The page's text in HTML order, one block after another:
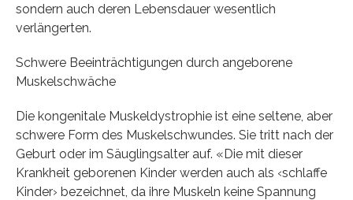
sondern auch deren Lebensdauer wesentlich
verlängerten.
Schwere Beeinträchtigungen durch angeborene
Muskelschwäche
Die kongenitale Muskeldystrophie ist eine seltene, aber
schwere Form des Muskelschwundes. Sie tritt nach der
Geburt oder im Säuglingsalter auf. «Die mit dieser
Krankheit geborenen Kinder werden auch als ‹schlaffe
Kinder› bezeichnet, da ihre Muskeln keine Spannung